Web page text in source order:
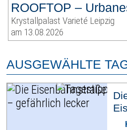
ROOFTOP –
Krystallpalast Varieté Leipzig
am 13.08.2026
AUSGEWÄHLTE